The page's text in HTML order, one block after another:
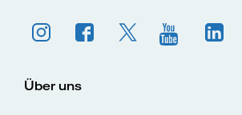
Über uns